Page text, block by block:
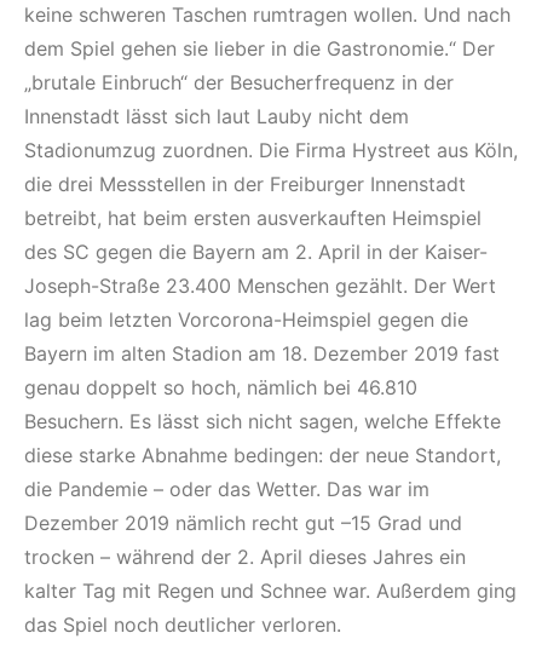
keine schweren Taschen rumtragen wollen. Und nach
dem Spiel gehen sie lieber in die Gastronomie.“ Der
„brutale Einbruch“ der Besucherfrequenz in der
Innenstadt lässt sich laut Lauby nicht dem
Stadionumzug zuordnen. Die Firma Hystreet aus Köln,
die drei Messstellen in der Freiburger Innenstadt
betreibt, hat beim ersten ausverkauften Heimspiel
des SC gegen die Bayern am 2. April in der Kaiser-
Joseph-Straße 23.400 Menschen gezählt. Der Wert
lag beim letzten Vorcorona-Heimspiel gegen die
Bayern im alten Stadion am 18. Dezember 2019 fast
genau doppelt so hoch, nämlich bei 46.810
Besuchern. Es lässt sich nicht sagen, welche Effekte
diese starke Abnahme bedingen: der neue Standort,
die Pandemie – oder das Wetter. Das war im
Dezember 2019 nämlich recht gut –15 Grad und
trocken – während der 2. April dieses Jahres ein
kalter Tag mit Regen und Schnee war. Außerdem ging
das Spiel noch deutlicher verloren.